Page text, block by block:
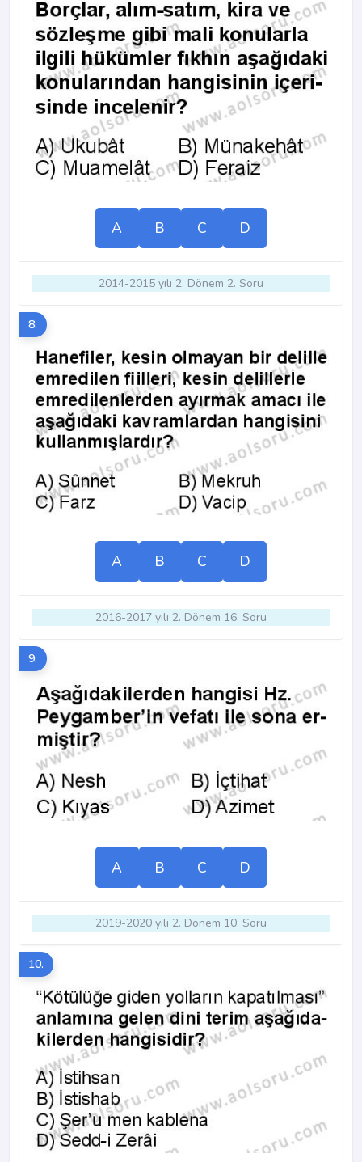
A B C D
2014-2015 yılı 2. Dönem 2. Soru
8.
A B C D
2016-2017 yılı 2. Dönem 16. Soru
9.
A B C D
2019-2020 yılı 2. Dönem 10. Soru
10.